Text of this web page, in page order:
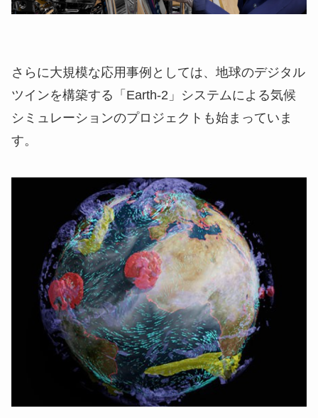
さらに大規模な応用事例としては、地球のデジタル
ツインを構築する「Earth-2」システムによる気候
シミュレーションのプロジェクトも始まっていま
す。